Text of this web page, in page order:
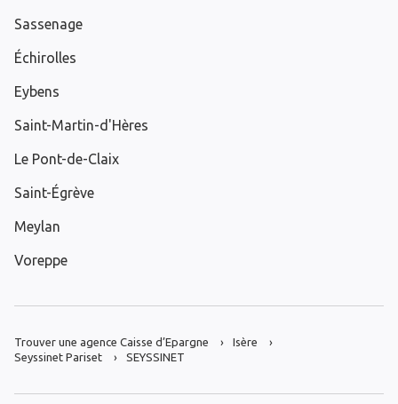
Sassenage
Échirolles
Eybens
Saint-Martin-d'Hères
Le Pont-de-Claix
Saint-Égrève
Meylan
Voreppe
Trouver une agence Caisse d’Epargne
Isère
Seyssinet Pariset
SEYSSINET